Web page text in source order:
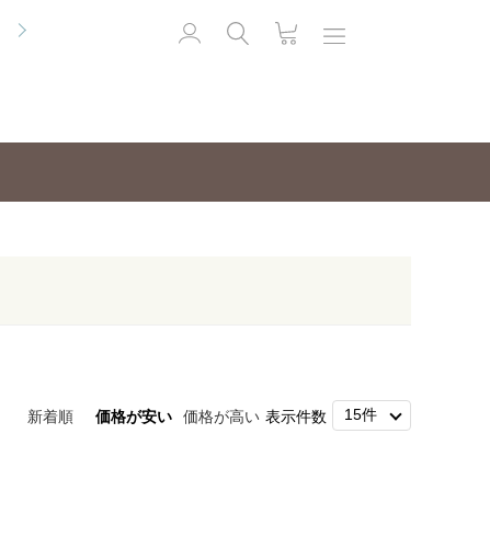
新着順 価格が安い 価格が高い 表示件数